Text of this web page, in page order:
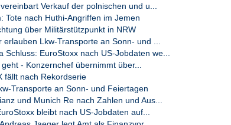
Aussagen des Managements zur schleppenden
oral einzunehmende flüssige Medikamente zentrale
eingeleiteten Korrekturen zur sofortigen
Transformationsbüros, die vollständige
"Die Situation ist komplex",
Nettoverschuldung zum bereinigten operativen
bei fast dem 4,5-fachen liegen.
seien, sieht die Bernstein-Expertin ein noch
betrifft. Vorzeitige Vertragsauflösungen oder ein
Einbruch des Auftragsbestands und der
"Transparenz in diesem Punkt sowie eine externe
Verkauf der polnischen und u...
Tote nach Huthi-Angriffen im Jemen
über Militärstützpunkt in NRW
Lkw-Transporte an Sonn- und ...
Schluss: EuroStoxx nach US-Jobdaten we...
- Konzernchef übernimmt über...
fällt nach Rekordserie
Transporte an Sonn- und Feiertagen
und Munich Re nach Zahlen und Aus...
bleibt nach US-Jobdaten auf...